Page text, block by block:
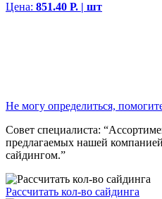
Цена: 851.40 Р. | шт
Не могу определиться,
Совет специалиста:
предлагаемых нашей
сайдингом.”
Рассчитать кол-во сайдинга